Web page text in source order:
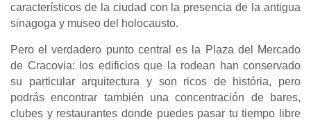
característicos de la ciudad con la presencia de la antigua
sinagoga y museo del holocausto.
Pero el verdadero punto central es la Plaza del Mercado
de Cracovia: los edificios que la rodean han conservado
su particular arquitectura y son ricos de história, pero
podrás encontrar también una concentración de bares,
clubes y restaurantes donde puedes pasar tu tiempo libre